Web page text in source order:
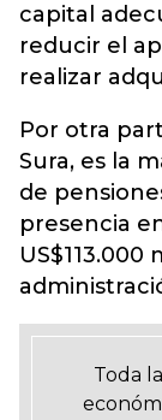
capital
reducir el
realizar
Por otra
Sura, es la
de
presencia
Toda